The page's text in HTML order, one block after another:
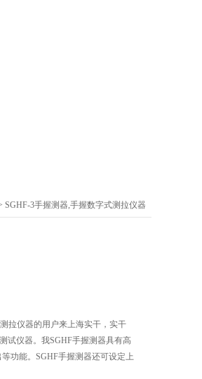
SGHF-3手握测器,手握数字式测拉仪器
拉仪器的用户来上海实干，实干
试仪器。我SGHF手握测器具有高
功能。SGHF手握测器还可设定上